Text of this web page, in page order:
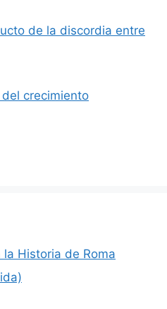
de la discordia entre
crecimiento
Historia de Roma